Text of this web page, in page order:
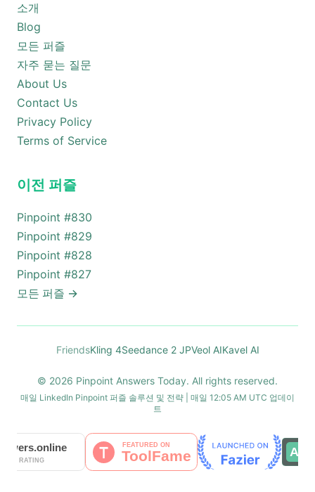
소개
Blog
모든 퍼즐
자주 묻는 질문
About Us
Contact Us
Privacy Policy
Terms of Service
이전 퍼즐
Pinpoint #830
Pinpoint #829
Pinpoint #828
Pinpoint #827
모든 퍼즐 →
FriendsKling 4Seedance 2 JPVeol AIKavel AI
© 2026 Pinpoint Answers Today. All rights reserved.
매일 LinkedIn Pinpoint 퍼즐 솔루션 및 전략 | 매일 12:05 AM UTC 업데이
트